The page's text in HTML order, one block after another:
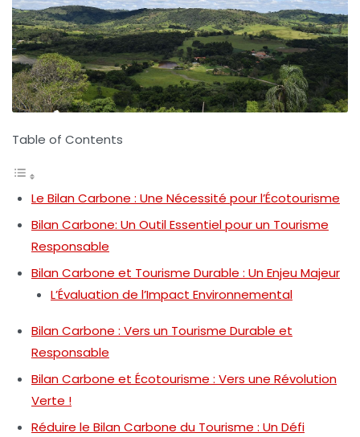
Table of Contents
Le Bilan Carbone : Une Nécessité pour l’Écotourisme
Bilan Carbone: Un Outil Essentiel pour un Tourisme
Responsable
Bilan Carbone et Tourisme Durable : Un Enjeu Majeur
L’Évaluation de l’Impact Environnemental
Bilan Carbone : Vers un Tourisme Durable et
Responsable
Bilan Carbone et Écotourisme : Vers une Révolution
Verte !
Réduire le Bilan Carbone du Tourisme : Un Défi